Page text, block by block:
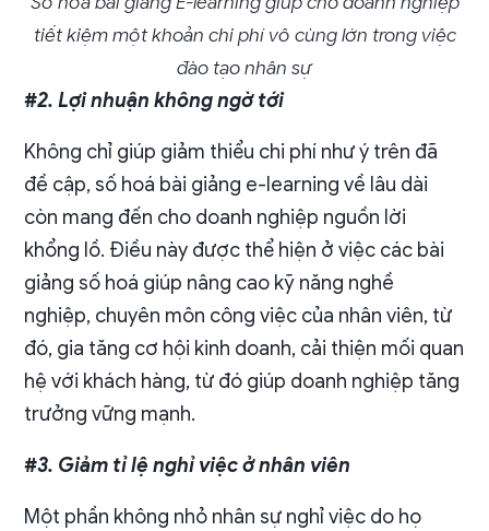
tiết kiệm một khoản chi phí vô cùng lớn trong việc
đào tạo nhân sự
#2. Lợi nhuận không ngờ tới
Không chỉ giúp giảm thiểu chi phí như ý trên đã
đề cập, số hoá bài giảng e-learning về lâu dài
còn mang đến cho doanh nghiệp nguồn lời
khổng lồ. Điều này được thể hiện ở việc các bài
giảng số hoá giúp nâng cao kỹ năng nghề
nghiệp, chuyên môn công việc của nhân viên, từ
đó, gia tăng cơ hội kinh doanh, cải thiện mối quan
hệ với khách hàng, từ đó giúp doanh nghiệp tăng
trưởng vững mạnh.
#3. Giảm tỉ lệ nghỉ việc ở nhân viên
Một phần không nhỏ nhân sự nghỉ việc do họ